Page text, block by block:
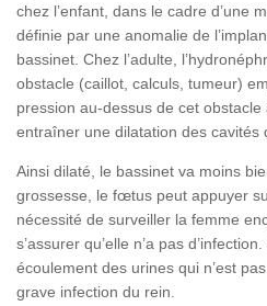
chez l’enfant, dans le cadre d’une
définie par une anomalie de
bassinet. Chez l’adulte,
obstacle (caillot, calculs, tumeur)
pression au-dessus de cet
entraîner une dilatation des cavités
Ainsi dilaté, le bassinet va moins
grossesse, le fœtus peut appuyer
nécessité de surveiller la femme
s’assurer qu’elle n’a pas
écoulement des urines qui n’est
grave infection du rein.